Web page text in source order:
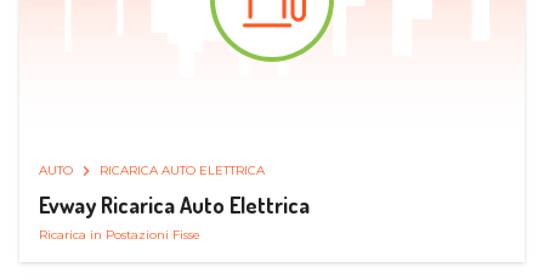
AUTO RICARICA AUTO ELETTRICA
Evway Ricarica Auto Elettrica
Ricarica in Postazioni Fisse